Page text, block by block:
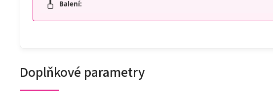
Balení:
Doplňkové parametry